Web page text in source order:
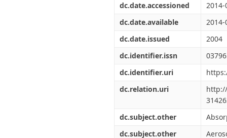
dc.date.accessioned
2014-
dc.date.available
2014-
dc.date.issued
2004
dc.identifier.issn
dc.identifier.uri
dc.relation.uri
dc.subject.other
dc.subject.other